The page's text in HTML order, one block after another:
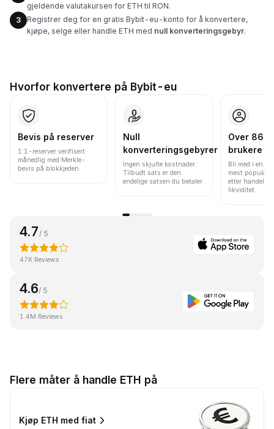
gjeldende valutakursen for ETH til RON.
3
Registrer deg for en gratis Bybit-eu-konto for å konvertere,
kjøpe, selge eller handle ETH med null konverteringsgebyr.
Hvorfor konvertere på Bybit-eu
Bevis på reserver
1:1-reserver verifisert
månedlig med Merkle-
bevis på blokkjeden.
Null
konverteringsgebyrer
Ingen skjulte kostnader.
Tilbudt sats er den
endelige satsen du betaler.
Over 86
brukere
Bli med i en av
mest
etter
likviditet.
4.7/ 5
47K Reviews
4.6/ 5
1.4M Reviews
Flere måter å handle ETH på
Kjøp ETH med fiat